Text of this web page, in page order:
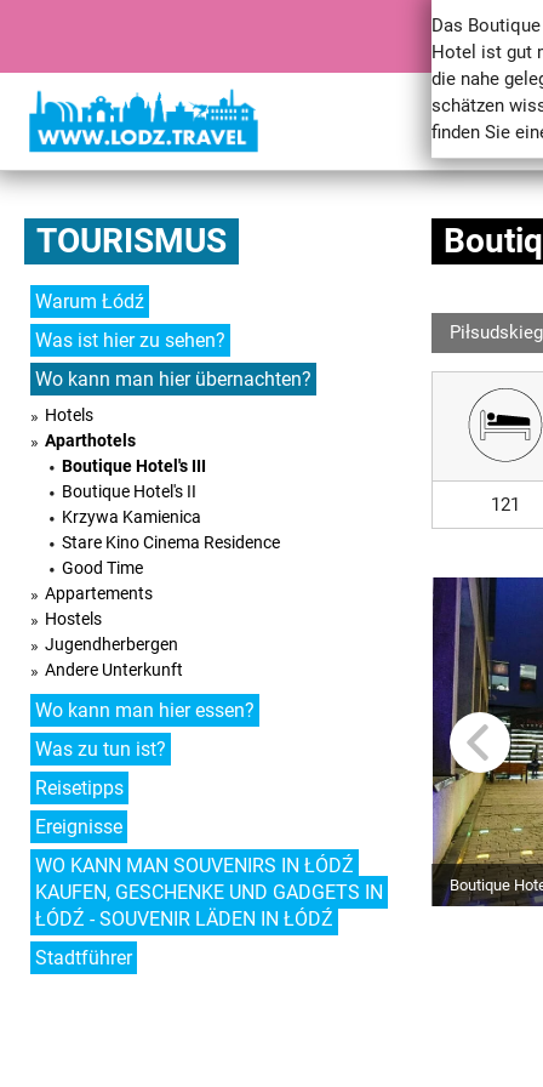
TOURISMUS
Warum Łódź
Was ist hier zu sehen?
Wo kann man hier übernachten?
Hotels
Aparthotels
Boutique Hotel's III
Boutique Hotel's II
Krzywa Kamienica
Stare Kino Cinema Residence
Good Time
Appartements
Hostels
Jugendherbergen
Andere Unterkunft
Wo kann man hier essen?
Was zu tun ist?
Reisetipps
Ereignisse
WO KANN MAN SOUVENIRS IN ŁÓDŹ
KAUFEN, GESCHENKE UND GADGETS IN
ŁÓDŹ - SOUVENIR LÄDEN IN ŁÓDŹ
Stadtführer
121
Boutique
Das
Hotel ist gut
die nahe
schätzen
finden Sie